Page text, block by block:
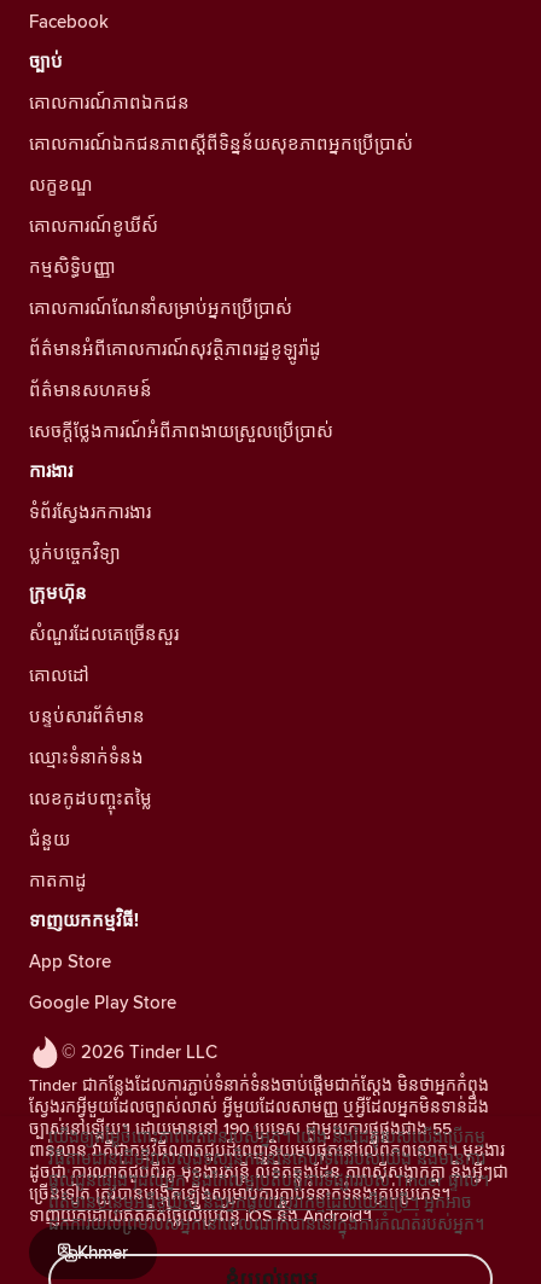
© 2026 Tinder LLC
Tinder ជាកន្លែងដែលការភ្ជាប់ទំនាក់ទំនងចាប់ផ្តើមជាក់ស្តែង មិនថាអ្នកកំពុង
ស្វែងរកអ្វីមួយដែលច្បាស់លាស់ អ្វីមួយដែលសាមញ្ញ ឬអ្វីដែលអ្នកមិនទាន់ដឹង
ច្បាស់នៅឡើយ។ ដោយមាននៅ 190 ប្រទេស ជាមួយការផ្គូផ្គងជាង 55
ពាន់លាន វាគឺជាកម្មវិធីណាត់ជួបដ៏ពេញនិយមបំផុតនៅលើពិភពលោក។ មុខងារ
ដូចជា ការណាត់ជួបពីរគូ មុខងារតន្រ្តី លិខិតឆ្លងដែន ភាពស៊ីសង្វាក់គ្នា និងអ្វីៗជា
ច្រើនទៀត ត្រូវបានបង្កើតឡើងសម្រាប់ការភ្ជាប់ទំនាក់ទំនងគ្រប់ប្រភេទ។
ទាញយកដោយឥតគិតថ្លៃលើប្រព័ន្ធ iOS និង Android។
Khmer
Facebook
ច្បាប់
គោលការណ៍ភាពឯកជន
គោលការណ៍ឯកជនភាពស្ដីពីទិន្នន័យសុខភាពអ្នកប្រើប្រាស់
លក្ខខណ្ឌ
គោលការណ៍ខូឃីស៍
កម្មសិទ្ធិបញ្ញា
គោលការណ៍ណែនាំសម្រាប់អ្នកប្រើប្រាស់
ព័ត៌មានអំពីគោលការណ៍សុវត្ថិភាពរដ្ឋខូឡូរ៉ាដូ
ព័ត៌មានសហគមន៍
សេចក្តីថ្លែងការណ៍អំពីភាពងាយស្រួលប្រើប្រាស់
ការងារ
ទំព័រស្វែងរកការងារ
ប្លក់បច្ចេកវិទ្យា
ក្រុមហ៊ុន
សំណួរដែលគេច្រើនសួរ
គោលដៅ
បន្ទប់សារព័ត៌មាន
ឈ្មោះទំនាក់ទំនង
លេខកូដបញ្ចុះតម្លៃ
ជំនួយ
កាតកាដូ
ទាញយកកម្មវិធី!
App Store
Google Play Store
យើងឲ្យតម្លៃចំពោះភាពឯកជនរបស់អ្នក។ យើង និងដៃគូរបស់យើងប្រើកម្ម
វិធីតាមដានដើម្បីវាស់ស្ទង់ទស្សនិកជននៃគេហទំព័ររបស់យើង និងមានការ
ផ្តល់ជូនផ្សេងៗដល់អ្នក និងកែលម្អប្រតិបត្តិការទីផ្សាររបស់ Tinder ផ្ទាល់។
ព័ត៌មានបន្ថែមអំពីខូឃីស៍ និងអ្នកផ្តល់សេវាកម្មដែលយើងប្រើ។ អ្នកអាច
ដកការយល់ព្រមរបស់អ្នកនៅពេលណាក៏បាននៅក្នុងការកំណត់របស់អ្នក។